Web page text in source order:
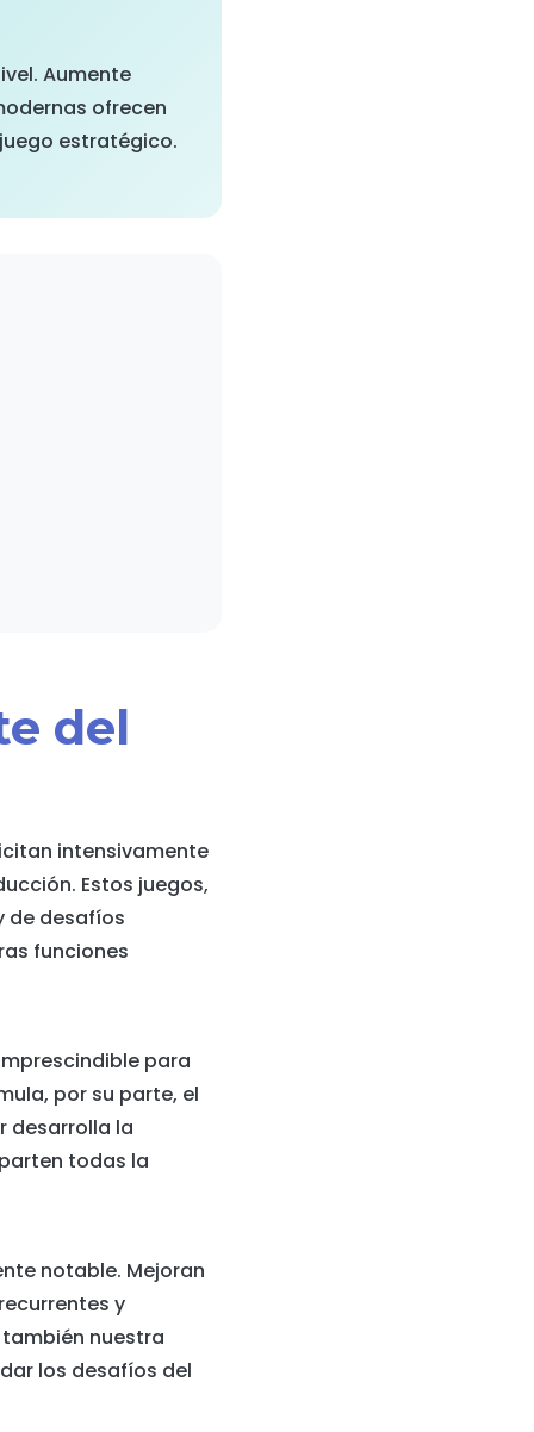
Aumente
ofrecen
estratégico.
del
intensivamente
Estos juegos,
de desafíos
funciones
para
por su parte, el
desarrolla la
todas la
notable. Mejoran
y
nuestra
los desafíos del